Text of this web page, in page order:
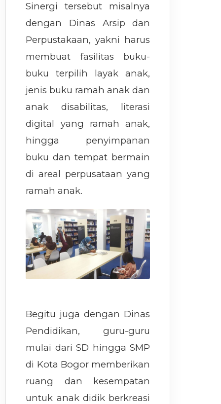
Sinergi tersebut misalnya
dengan Dinas Arsip dan
Perpustakaan, yakni harus
membuat fasilitas buku-
buku terpilih layak anak,
jenis buku ramah anak dan
anak disabilitas, literasi
digital yang ramah anak,
hingga penyimpanan
buku dan tempat bermain
di areal perpusataan yang
ramah anak.
Begitu juga dengan Dinas
Pendidikan, guru-guru
mulai dari SD hingga SMP
di Kota Bogor memberikan
ruang dan kesempatan
untuk anak didik berkreasi